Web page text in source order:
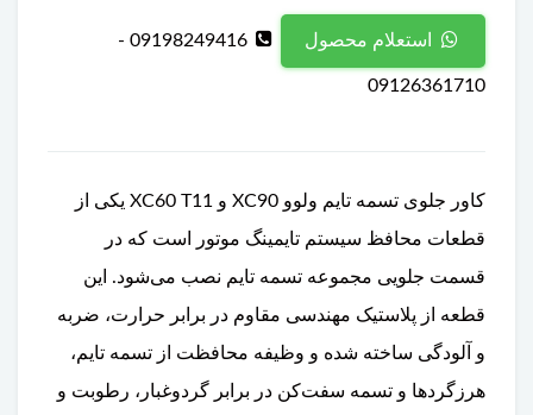
استعلام محصول 09198249416 -
09126361710
کاور جلوی تسمه تایم ولوو XC90 و XC60 T11 یکی از
قطعات محافظ سیستم تایمینگ موتور است که در
قسمت جلویی مجموعه تسمه تایم نصب می‌شود. این
قطعه از پلاستیک مهندسی مقاوم در برابر حرارت، ضربه
و آلودگی ساخته شده و وظیفه محافظت از تسمه تایم،
هرزگردها و تسمه سفت‌کن در برابر گردوغبار، رطوبت و